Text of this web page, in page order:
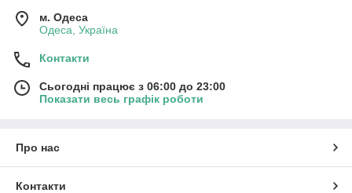
м. Одеса
Одеса, Україна
Контакти
Сьогодні працює з 06:00 до 23:00
Показати весь графік роботи
Про нас
Контакти